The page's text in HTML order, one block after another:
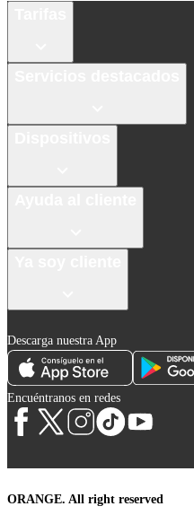
Descarga nuestra App
Encuéntranos en redes
ORANGE. All right reserved